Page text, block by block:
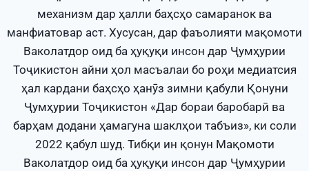
механизм дар ҳалли баҳсҳо самаранок ва
манфиатовар аст. Хусусан, дар фаъолияти мақомоти
Ваколатдор оид ба ҳуқуқи инсон дар Ҷумҳурии
Тоҷикистон айни ҳол масъалаи бо роҳи медиатсия
ҳал кардани баҳсҳо ҳанӯз зимни қабули Қонуни
Ҷумҳурии Тоҷикистон «Дар бораи баробарӣ ва
барҳам додани ҳамагуна шаклҳои табъиз», ки соли
2022 қабул шуд. Тибқи ин қонун Мақомоти
Ваколатдор оид ба ҳуқуқи инсон дар Ҷумҳурии